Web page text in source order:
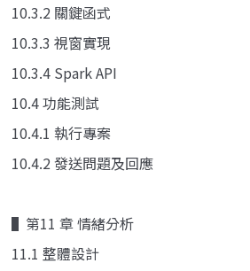
10.3.2 關鍵函式
10.3.3 視窗實現
10.3.4 Spark API
10.4 功能測試
10.4.1 執行專案
10.4.2 發送問題及回應
▌第11 章 情緒分析
11.1 整體設計